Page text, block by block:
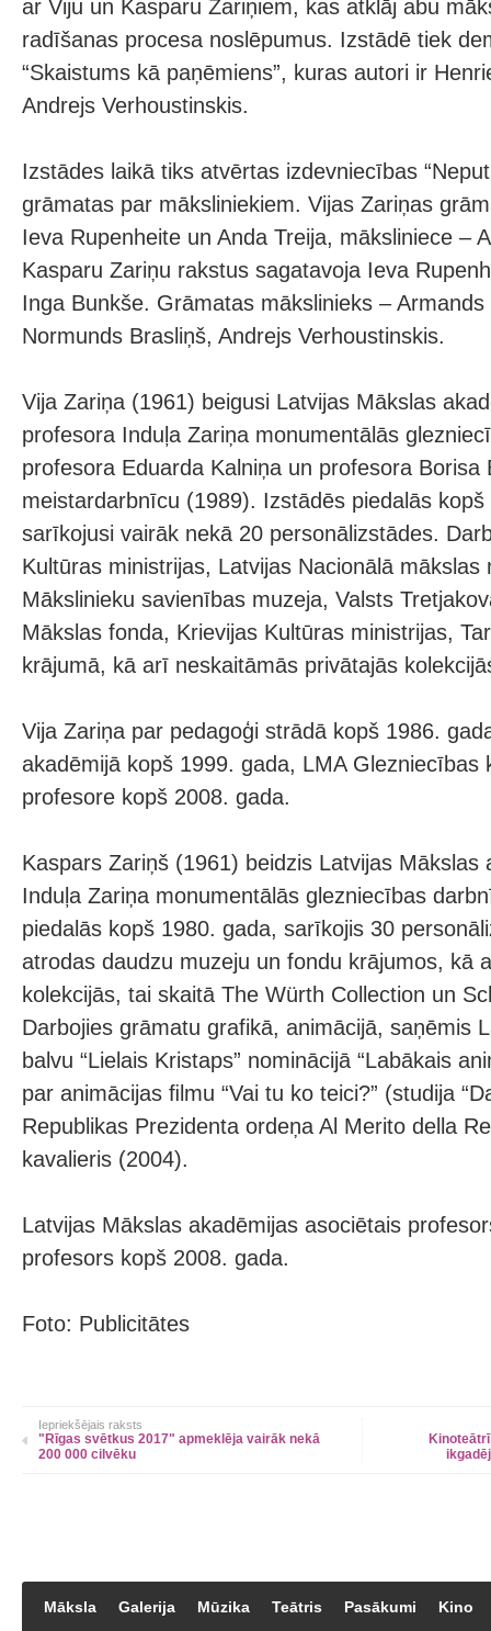
ar Viju un Kasparu Zariņiem, kas atklāj abu
radīšanas procesa noslēpumus. Izstādē tiek
“Skaistums kā paņēmiens”, kuras autori ir
Andrejs Verhoustinskis.
Izstādes laikā tiks atvērtas izdevniecības
grāmatas par māksliniekiem. Vijas Zariņas
Ieva Rupenheite un Anda Treija, māksliniece –
Kasparu Zariņu rakstus sagatavoja Ieva
Inga Bunkše. Grāmatas mākslinieks –
Normunds Brasliņš, Andrejs Verhoustinskis.
Vija Zariņa (1961) beigusi Latvijas Mākslas
profesora Induļa Zariņa monumentālās
profesora Eduarda Kalniņa un profesora Borisa
meistardarbnīcu (1989). Izstādēs piedalās
sarīkojusi vairāk nekā 20 personālizstādes.
Kultūras ministrijas, Latvijas Nacionālā mākslas
Mākslinieku savienības muzeja, Valsts
Mākslas fonda, Krievijas Kultūras ministrijas,
krājumā, kā arī neskaitāmās privātajās
Vija Zariņa par pedagoģi strādā kopš 1986.
akadēmijā kopš 1999. gada, LMA Glezniecības
profesore kopš 2008. gada.
Kaspars Zariņš (1961) beidzis Latvijas Mākslas
Induļa Zariņa monumentālās glezniecības
piedalās kopš 1980. gada, sarīkojis 30
atrodas daudzu muzeju un fondu krājumos, kā
kolekcijās, tai skaitā The Würth Collection un
Darbojies grāmatu grafikā, animācijā, saņēmis
balvu “Lielais Kristaps” nominācijā “Labākais
par animācijas ﬁlmu “Vai tu ko teici?” (studija
Republikas Prezidenta ordeņa Al Merito della
kavalieris (2004).
Latvijas Mākslas akadēmijas asociētais
profesors kopš 2008. gada.
Foto: Publicitātes
Iepriekšējais raksts
"Rīgas svētkus 2017" apmeklēja vairāk nekā
200 000 cilvēku
Māksla Galerija Mūzika Teātris Pasākumi Kino